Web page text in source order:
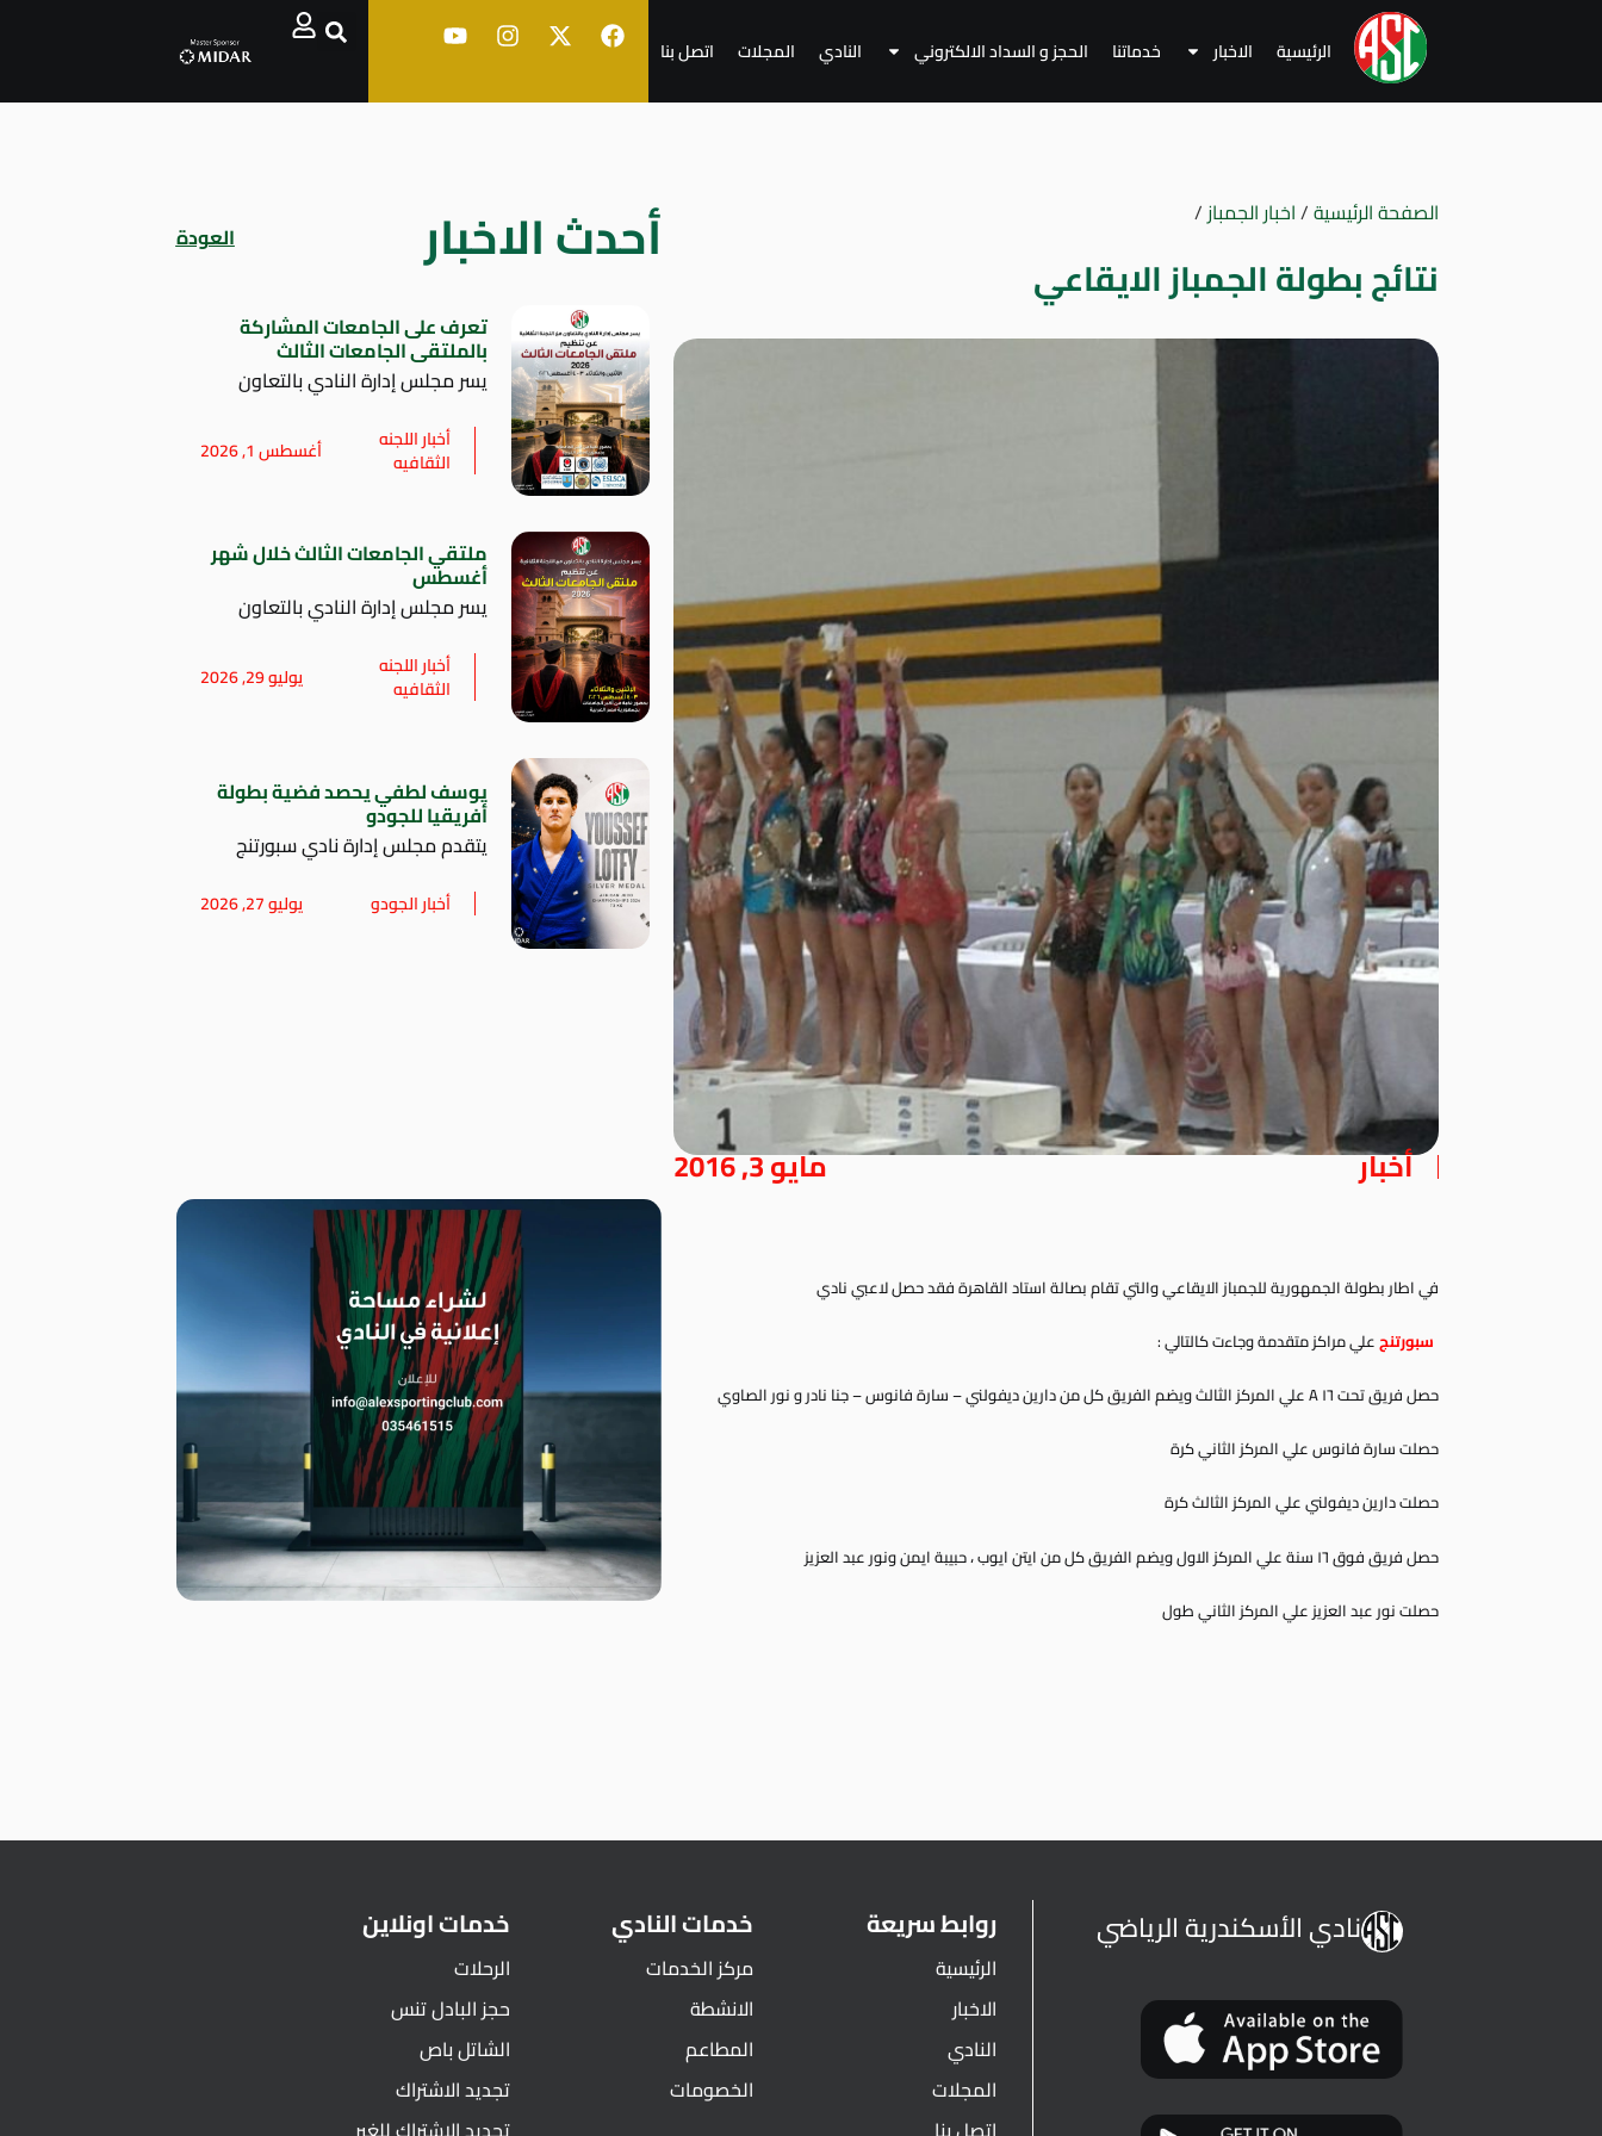
الرئيسية الاخبار خدماتنا الحجز و السداد الالكتروني النادي المجلات اتصل بنا
الصفحة الرئيسية/اخبار الجمباز/
نتائج بطولة الجمباز الايقاعي
أخبار مايو 3, 2016
في اطار بطولة الجمهورية للجمباز الايقاعي والتي تقام بصالة استاد القاهرة فقد حصل لاعبي نادي
سبورتنجعلي مراكز متقدمة وجاءت كالتالي :
حصل فريق تحت ١٦ A علي المركز الثالث ويضم الفريق كل من دارين ديفولني – سارة فانوس – جنا نادر و نور الصاوي
حصلت سارة فانوس علي المركز الثاني كرة
حصلت دارين ديفولني علي المركز الثالث كرة
حصل فريق فوق ١٦ سنة علي المركز الاول ويضم الفريق كل من ايتن ايوب ، حبيبة ايمن ونور عبد العزيز
حصلت نور عبد العزيز علي المركز الثاني طول
أحدث الاخبار العودة
تعرف على الجامعات المشاركة
بالملتقى الجامعات الثالث
يسر مجلس إدارة النادي بالتعاون
أخبار اللجنه
الثقافيه أغسطس 1, 2026
ملتقي الجامعات الثالث خلال شهر
أغسطس
يسر مجلس إدارة النادي بالتعاون
أخبار اللجنه
الثقافيه يوليو 29, 2026
يوسف لطفي يحصد فضية بطولة
أفريقيا للجودو
يتقدم مجلس إدارة نادي سبورتنج
أخبار الجودو يوليو 27, 2026
نادي الأسكندرية الرياضي روابط سريعة
الرئيسية
الاخبار
النادي
المجلات
خدمات النادي
مركز الخدمات
الانشطة
المطاعم
الخصومات
خدمات اونلاين
الرحلات
حجز البادل تنس
الشاتل باص
تجديد الاشتراك